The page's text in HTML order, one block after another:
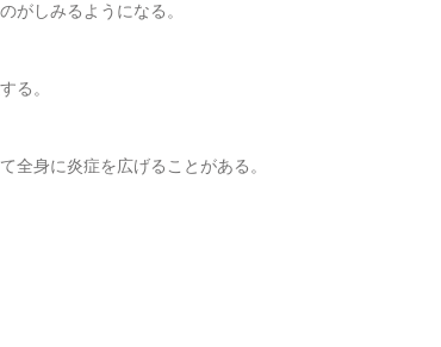
がしみるようになる。
る。
身に炎症を広げることがある。